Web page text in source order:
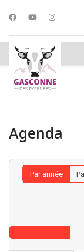
Agenda
Par année